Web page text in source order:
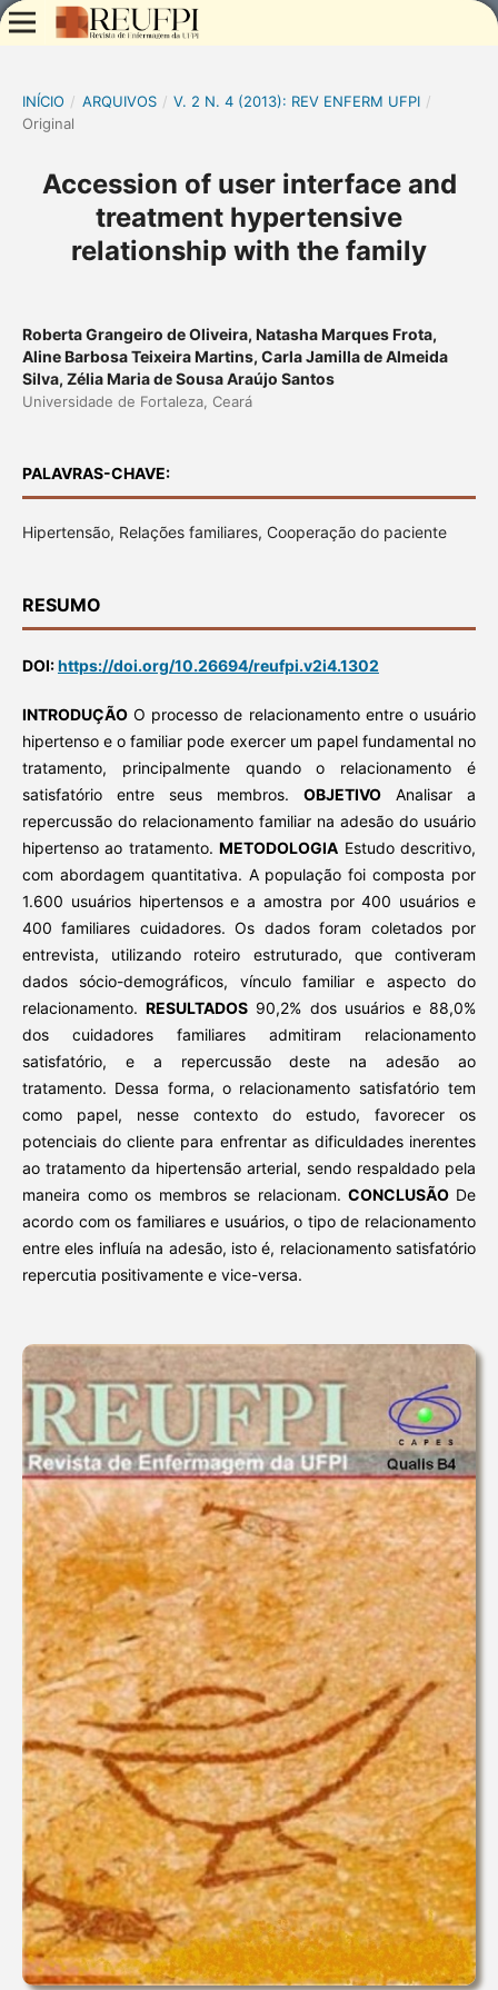
INÍCIO / ARQUIVOS / V. 2 N. 4 (2013): REV ENFERM UFPI /
Original
Accession of user interface and
treatment hypertensive
relationship with the family
Roberta Grangeiro de Oliveira, Natasha Marques Frota,
Aline Barbosa Teixeira Martins, Carla Jamilla de Almeida
Silva, Zélia Maria de Sousa Araújo Santos
Universidade de Fortaleza, Ceará
PALAVRAS-CHAVE:
Hipertensão, Relações familiares, Cooperação do paciente
RESUMO
DOI:https://doi.org/10.26694/reufpi.v2i4.1302
INTRODUÇÃOO processo de relacionamento entre o usuário
hipertenso e o familiar pode exercer um papel fundamental no
tratamento, principalmente quando o relacionamento é
satisfatório entre seus membros.OBJETIVO Analisar a
repercussão do relacionamento familiar na adesão do usuário
hipertenso ao tratamento.METODOLOGIA Estudo descritivo,
com abordagem quantitativa. A população foi composta por
1.600 usuários hipertensos e a amostra por 400 usuários e
400 familiares cuidadores. Os dados foram coletados por
entrevista, utilizando roteiro estruturado, que contiveram
dados sócio-demográficos, vínculo familiar e aspecto do
relacionamento.RESULTADOS 90,2% dos usuários e 88,0%
dos cuidadores familiares admitiram relacionamento
satisfatório, e a repercussão deste na adesão ao
tratamento. Dessa forma, o relacionamento satisfatório tem
como papel, nesse contexto do estudo, favorecer os
potenciais do cliente para enfrentar as dificuldades inerentes
ao tratamento da hipertensão arterial, sendo respaldado pela
maneira como os membros se relacionam.CONCLUSÃO De
acordo com os familiares e usuários, o tipo de relacionamento
entre eles influía na adesão, isto é, relacionamento satisfatório
repercutia positivamente e vice-versa.